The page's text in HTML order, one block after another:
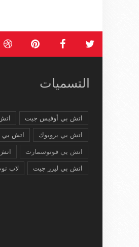
التسميات
اتش بي أوفيس جيت
اتش بي بروبوك اتش
اتش بي فوتوسمارت
اتش بي ليزر جيت لاب